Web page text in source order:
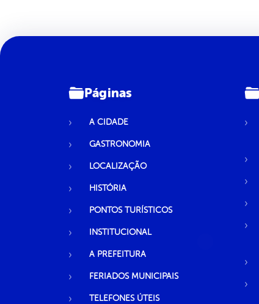
Páginas
A CIDADE
GASTRONOMIA
LOCALIZAÇÃO
HISTÓRIA
PONTOS TURÍSTICOS
INSTITUCIONAL
A PREFEITURA
FERIADOS MUNICIPAIS
TELEFONES ÚTEIS